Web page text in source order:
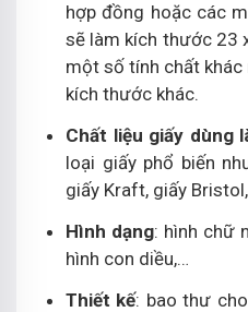
hợp đồng hoặc các
sẽ làm kích thước 23
một số tính chất
kích thước khác.
Chất liệu giấy dùng
loại giấy phổ biến
giấy Kraft, giấy
Hình dạng: hình chữ
hình con diều,…
Thiết kế: bao thư